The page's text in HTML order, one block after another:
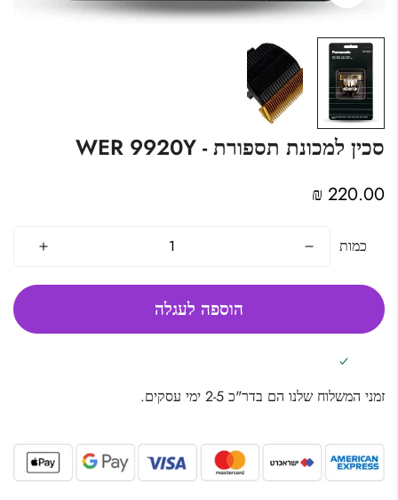
סכין למכונת תספורת - WER 9920Y
מחיר
220.00 ₪
כמות
הוספה לעגלה
זמני המשלוח שלנו הם בדר"כ 2-5 ימי עסקים.